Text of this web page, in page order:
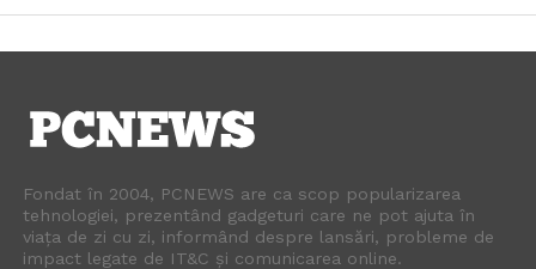
Fondat în 2004, PCNEWS are ca scop popularizarea
tehnologiei, prezentând gadgeturi care ne pot ajuta în
viața de zi cu zi, informând despre lansări, probleme de
impact legate de IT&C și comunicarea online.